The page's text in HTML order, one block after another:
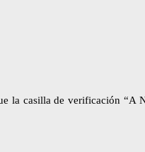
la casilla de verificación “A